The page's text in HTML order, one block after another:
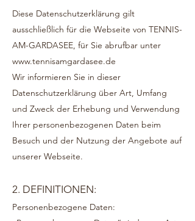
Diese Datenschutzerklärung gilt
ausschließlich für die Webseite von TENNIS-
AM-GARDASEE, für Sie abrufbar unter
www.tennisamgardasee.de
Wir informieren Sie in dieser
Datenschutzerklärung über Art, Umfang
und Zweck der Erhebung und Verwendung
Ihrer personenbezogenen Daten beim
Besuch und der Nutzung der Angebote auf
unserer Webseite.
2. DEFINITIONEN:
Personenbezogene Daten: